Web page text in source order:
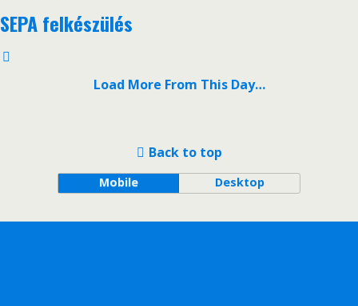
SEPA felkészülés
Load More From This Day…
Back to top
Mobile Desktop